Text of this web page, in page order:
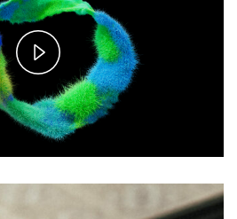
Play
Video